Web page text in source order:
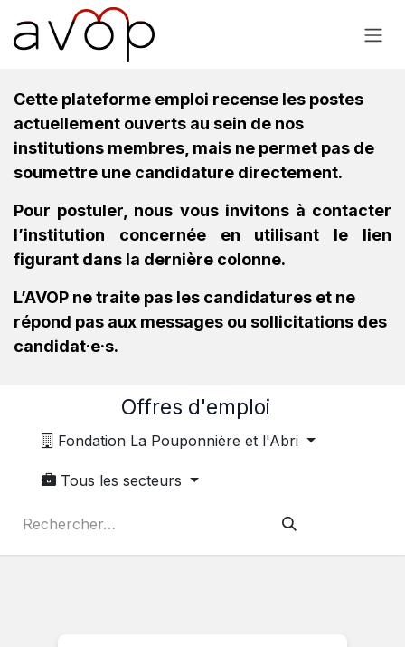
Se rendre au contenu
Cette plateforme emploi recense les postes
actuellement ouverts au sein de nos
institutions membres, mais ne permet pas de
soumettre une candidature directement.
Pour postuler, nous vous invitons à contacter
l’institution concernée en utilisant le lien
figurant dans la dernière colonne.
L’AVOP ne traite pas les candidatures et ne
répond pas aux messages ou sollicitations des
candidat·e·s.
Offres d'emploi
Fondation La Pouponnière et l'Abri
Tous les secteurs